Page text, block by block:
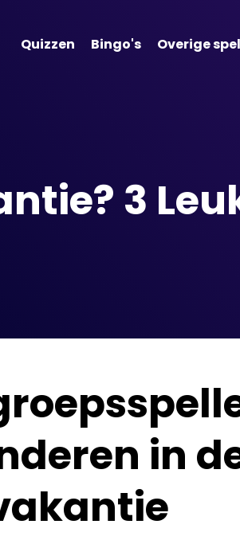
Quizzen Bingo's Overige
3
in